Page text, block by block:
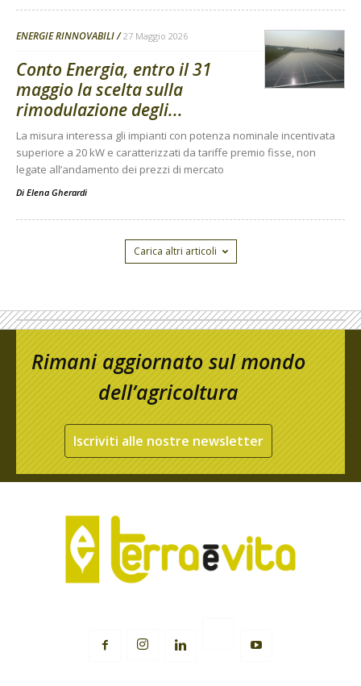
ENERGIE RINNOVABILI 27 Maggio 2026
Conto Energia, entro il 31
maggio la scelta sulla
rimodulazione degli...
La misura interessa gli impianti con potenza nominale incentivata
superiore a 20 kW e caratterizzati da tariffe premio fisse, non
legate all’andamento dei prezzi di mercato
Di Elena Gherardi
Carica altri articoli
Rimani aggiornato sul mondo
dell’agricoltura
Iscriviti alle nostre newsletter